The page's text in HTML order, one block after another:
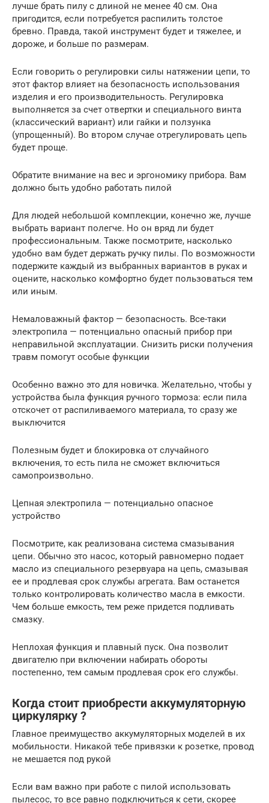
лучше брать пилу с длиной не менее 40 см. Она
пригодится, если потребуется распилить толстое
бревно. Правда, такой инструмент будет и тяжелее, и
дороже, и больше по размерам.
Если говорить о регулировки силы натяжении цепи, то
этот фактор влияет на безопасность использования
изделия и его производительность. Регулировка
выполняется за счет отвертки и специального винта
(классический вариант) или гайки и ползунка
(упрощенный). Во втором случае отрегулировать цепь
будет проще.
Обратите внимание на вес и эргономику прибора. Вам
должно быть удобно работать пилой
Для людей небольшой комплекции, конечно же, лучше
выбрать вариант полегче. Но он вряд ли будет
профессиональным. Также посмотрите, насколько
удобно вам будет держать ручку пилы. По возможности
подержите каждый из выбранных вариантов в руках и
оцените, насколько комфортно будет пользоваться тем
или иным.
Немаловажный фактор — безопасность. Все-таки
электропила — потенциально опасный прибор при
неправильной эксплуатации. Снизить риски получения
травм помогут особые функции
Особенно важно это для новичка. Желательно, чтобы у
устройства была функция ручного тормоза: если пила
отскочет от распиливаемого материала, то сразу же
выключится
Полезным будет и блокировка от случайного
включения, то есть пила не сможет включиться
самопроизвольно.
Цепная электропила — потенциально опасное
устройство
Посмотрите, как реализована система смазывания
цепи. Обычно это насос, который равномерно подает
масло из специального резервуара на цепь, смазывая
ее и продлевая срок службы агрегата. Вам останется
только контролировать количество масла в емкости.
Чем больше емкость, тем реже придется подливать
смазку.
Неплохая функция и плавный пуск. Она позволит
двигателю при включении набирать обороты
постепенно, тем самым продлевая срок его службы.
Когда стоит приобрести аккумуляторную
циркулярку ?
Главное преимущество аккумуляторных моделей в их
мобильности. Никакой тебе привязки к розетке, провод
не мешается под рукой
Если вам важно при работе с пилой использовать
пылесос, то все равно подключиться к сети, скорее